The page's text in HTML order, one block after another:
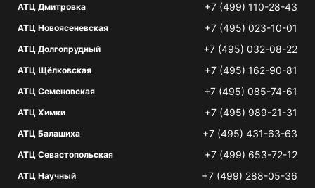
АТЦ Дмитровка +7 (499) 110-28-43
АТЦ Новоясеневская +7 (495) 023-10-01
АТЦ Долгопрудный +7 (495) 032-08-22
АТЦ Щёлковская +7 (495) 162-90-81
АТЦ Семеновская +7 (495) 085-74-61
АТЦ Химки +7 (495) 989-21-31
АТЦ Балашиха +7 (495) 431-63-63
АТЦ Севастопольская +7 (499) 653-72-12
АТЦ Научный +7 (499) 288-05-36